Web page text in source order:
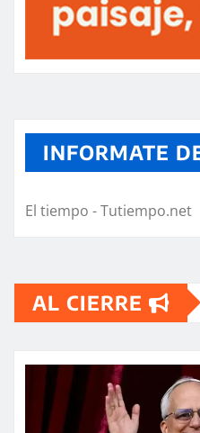
INFORMATE
El tiempo - Tutiempo.net
AL CIERRE